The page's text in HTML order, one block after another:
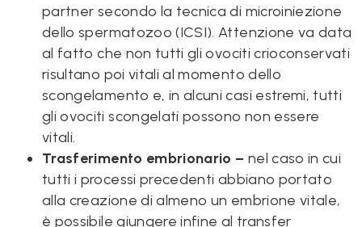
partner secondo la tecnica di microiniezione
dello spermatozoo (ICSI). Attenzione va data
al fatto che non tutti gli ovociti crioconservati
risultano poi vitali al momento dello
scongelamento e, in alcuni casi estremi, tutti
gli ovociti scongelati possono non essere
vitali.
Trasferimento embrionario – nel caso in cui
tutti i processi precedenti abbiano portato
alla creazione di almeno un embrione vitale,
è possibile giungere infine al transfer